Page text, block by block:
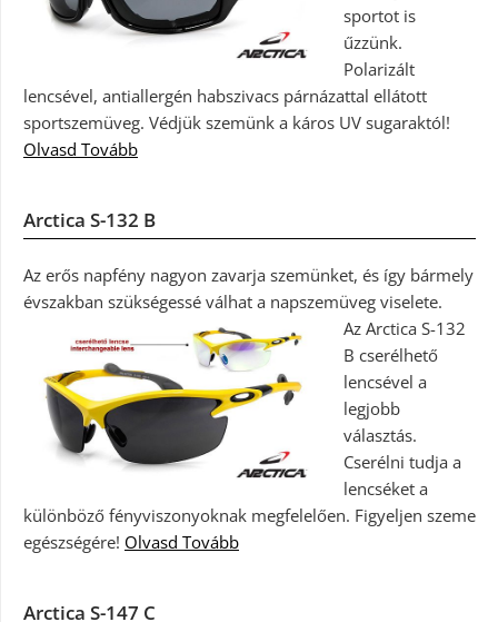
sportot is
űzzünk.
Polarizált
lencsével, antiallergén habszivacs párnázattal ellátott
sportszemüveg. Védjük szemünk a káros UV sugaraktól!
Olvasd Tovább
Arctica S-132 B
Az erős napfény nagyon zavarja szemünket, és így bármely
évszakban szükségessé válhat a napszemüveg viselete.
Az Arctica S-132
B cserélhető
lencsével a
legjobb
választás.
Cserélni tudja a
lencséket a
különböző fényviszonyoknak megfelelően. Figyeljen szeme
egészségére! Olvasd Tovább
Arctica S-147 C